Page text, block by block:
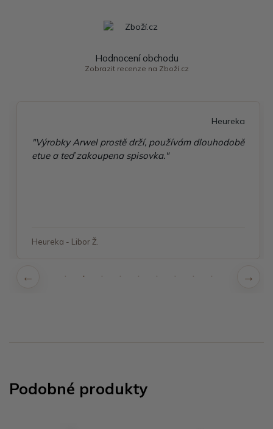
Hodnocení obchodu
Zobrazit recenze na Zboží.cz
Heureka
"Výrobky Arwel prostě drží, používám dlouhodobě
etue a teď zakoupena spisovka."
Heureka - Libor Ž.
Podobné produkty